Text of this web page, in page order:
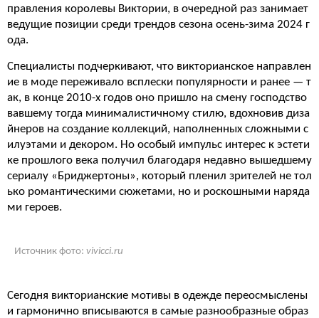
правления королевы Виктории, в очередной раз занимает
ведущие позиции среди трендов сезона осень-зима 2024 г
ода.
Специалисты подчеркивают, что викторианское направлен
ие в моде переживало всплески популярности и ранее — т
ак, в конце 2010-х годов оно пришло на смену господство
вавшему тогда минималистичному стилю, вдохновив диза
йнеров на создание коллекций, наполненных сложными с
илуэтами и декором. Но особый импульс интерес к эстети
ке прошлого века получил благодаря недавно вышедшему
сериалу «Бриджертоны», который пленил зрителей не тол
ько романтическими сюжетами, но и роскошными наряда
ми героев.
Источник фото: vivicci.ru
Сегодня викторианские мотивы в одежде переосмыслены
и гармонично вписываются в самые разнообразные образ